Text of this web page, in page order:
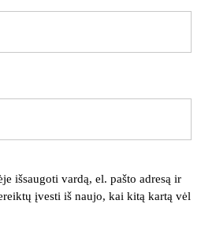
išsaugoti vardą, el. pašto adresą ir
įvesti iš naujo, kai kitą kartą vėl